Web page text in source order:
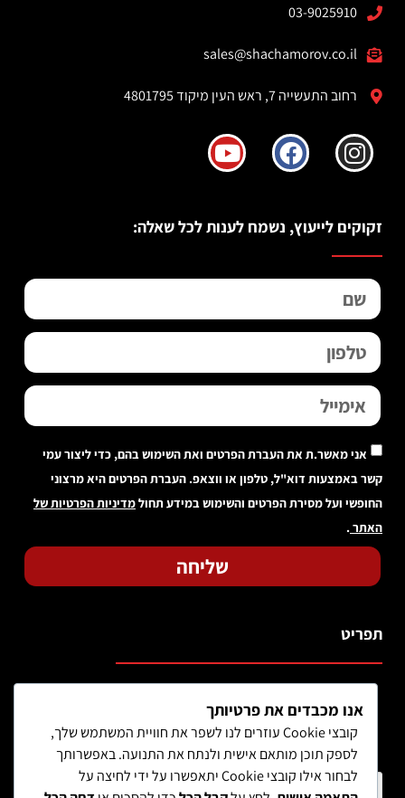
03-9025910
sales@shachamorov.co.il
רחוב התעשייה 7, ראש העין מיקוד 4801795
זקוקים לייעוץ, נשמח לענות לכל שאלה:
אני מאשר.ת את העברת הפרטים ואת השימוש בהם, כדי ליצור עמי
קשר באמצעות דוא"ל, טלפון או ווצאפ. העברת הפרטים היא מרצוני
החופשי ועל מסירת הפרטים והשימוש במידע תחולמדיניות הפרטיות של
האתר.
שליחה
תפריט
חיפוש מוצר
אנו מכבדים את פרטיותך
קובצי Cookie עוזרים לנו לשפר את חוויית המשתמש שלך,
לספק תוכן מותאם אישית ולנתח את התנועה. באפשרותך
לבחור אילו קובצי Cookie יתאפשרו על ידי לחיצה על